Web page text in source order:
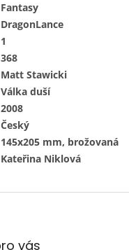
Fantasy
DragonLance
1
368
Matt Stawicki
Válka duší
2008
Český
145x205 mm, brožovaná
Kateřina Niklová
vás